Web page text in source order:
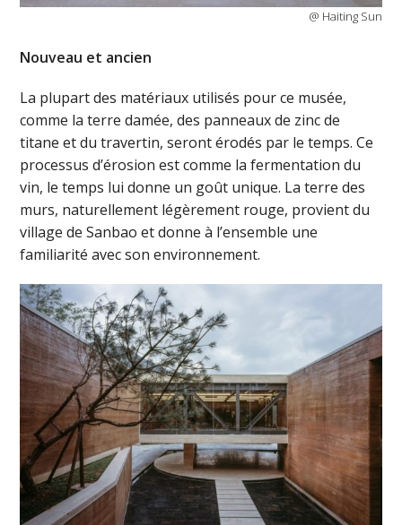
@ Haiting Sun
Nouveau et ancien
La plupart des matériaux utilisés pour ce musée,
comme la terre damée, des panneaux de zinc de
titane et du travertin, seront érodés par le temps. Ce
processus d’érosion est comme la fermentation du
vin, le temps lui donne un goût unique. La terre des
murs, naturellement légèrement rouge, provient du
village de Sanbao et donne à l’ensemble une
familiarité avec son environnement.